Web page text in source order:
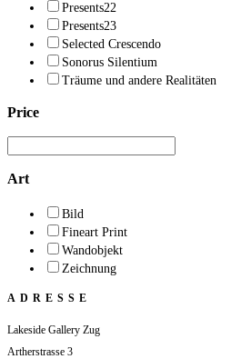
Presents22
Presents23
Selected Crescendo
Sonorus Silentium
Träume und andere Realitäten
Price
Art
Bild
Fineart Print
Wandobjekt
Zeichnung
ADRESSE
Lakeside Gallery Zug
Artherstrasse 3